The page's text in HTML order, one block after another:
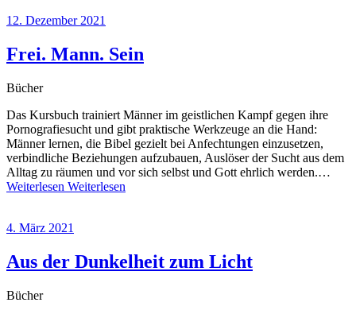
12. Dezember 2021
Frei. Mann. Sein
Bücher
Das Kursbuch trainiert Männer im geistlichen Kampf gegen ihre
Pornografiesucht und gibt praktische Werkzeuge an die Hand:
Männer lernen, die Bibel gezielt bei Anfechtungen einzusetzen,
verbindliche Beziehungen aufzubauen, Auslöser der Sucht aus dem
Alltag zu räumen und vor sich selbst und Gott ehrlich werden.…
Weiterlesen Weiterlesen
4. März 2021
Aus der Dunkelheit zum Licht
Bücher